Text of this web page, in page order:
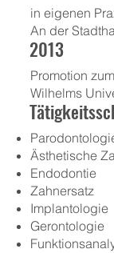
in eigenen
An der
Promotion
Wilhelms
2013
Ästhetische
Endodontie
Zahnersatz
Implantologie
Gerontologie